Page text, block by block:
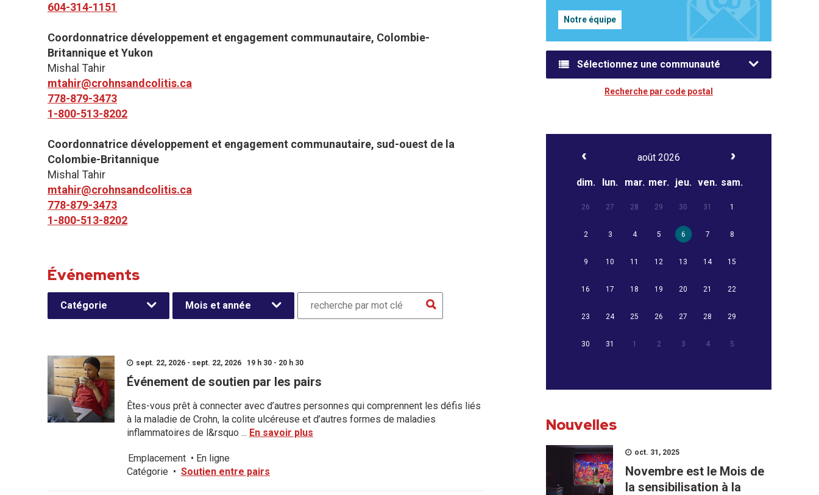
604-314-1151
Coordonnatrice développement et engagement communautaire, Colombie-
Britannique et Yukon
Mishal Tahir
mtahir@crohnsandcolitis.ca
778-879-3473
1-800-513-8202
Coordonnatrice développement et engagement communautaire, sud-ouest de la
Colombie-Britannique
Mishal Tahir
mtahir@crohnsandcolitis.ca
778-879-3473
1-800-513-8202
Événements
Catégorie Mois et année
sept. 22, 2026 - sept. 22, 2026 19 h 30 - 20 h 30
Événement de soutien par les pairs
Êtes-vous prêt à connecter avec d’autres personnes qui comprennent les défis liés
à la maladie de Crohn, la colite ulcéreuse et d’autres formes de maladies
inflammatoires de l&rsquo ... En savoir plus
Emplacement • En ligne
Catégorie • Soutien entre pairs
Notre équipe
Sélectionnez une communauté
Recherche par code postal
août 2026
dim. lun. mar. mer. jeu. ven. sam.
26 27 28 29 30 31 1
2 3 4 5 6 7 8
9 10 11 12 13 14 15
16 17 18 19 20 21 22
23 24 25 26 27 28 29
30 31 1 2 3 4 5
Nouvelles
oct. 31, 2025
Novembre est le Mois de
la sensibilisation à la